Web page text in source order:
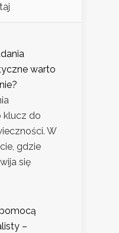
warto
klucz do
W
gdzie
się
–